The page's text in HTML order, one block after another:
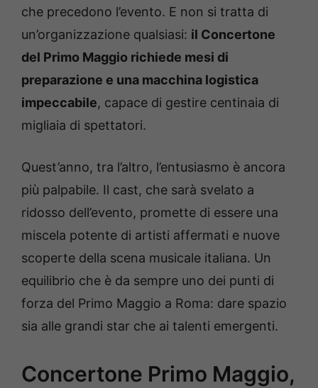
che precedono l’evento. E non si tratta di
un’organizzazione qualsiasi: il Concertone
del Primo Maggio richiede mesi di
preparazione e una macchina logistica
impeccabile, capace di gestire centinaia di
migliaia di spettatori.
Quest’anno, tra l’altro, l’entusiasmo è ancora
più palpabile. Il cast, che sarà svelato a
ridosso dell’evento, promette di essere una
miscela potente di artisti affermati e nuove
scoperte della scena musicale italiana. Un
equilibrio che è da sempre uno dei punti di
forza del Primo Maggio a Roma: dare spazio
sia alle grandi star che ai talenti emergenti.
Concertone Primo Maggio,